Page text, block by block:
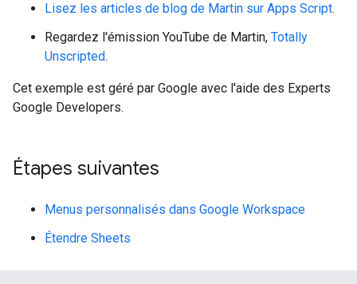
Lisez les articles de blog de Martin sur Apps Script.
Regardez l'émission YouTube de Martin, Totally
Unscripted.
Cet exemple est géré par Google avec l'aide des Experts
Google Developers.
Étapes suivantes
Menus personnalisés dans Google Workspace
Étendre Sheets